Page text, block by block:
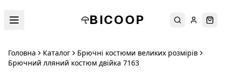
BICOOP ПошукУвійти
Головна Каталог
Брючні костюми великих розмірів
Брючний лляний костюм двійка 7163